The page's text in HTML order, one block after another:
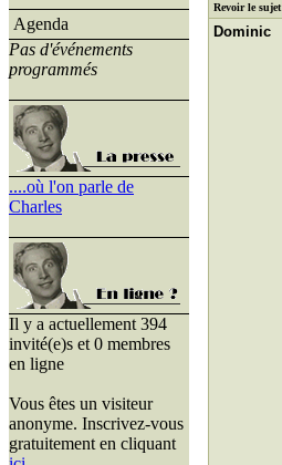
Agenda
Pas d'événements
programmés
....où l'on parle de
Charles
Il y a actuellement 394
invité(e)s et 0 membres
en ligne
Vous êtes un visiteur
anonyme. Inscrivez-vous
gratuitement en cliquant
Revoir le sujet
Dominic